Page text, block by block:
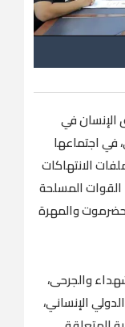
الإنسان في
في اجتماعها
الانتهاكات
القوات المسلحة
والمهرة
والجرحى،
الإنساني،